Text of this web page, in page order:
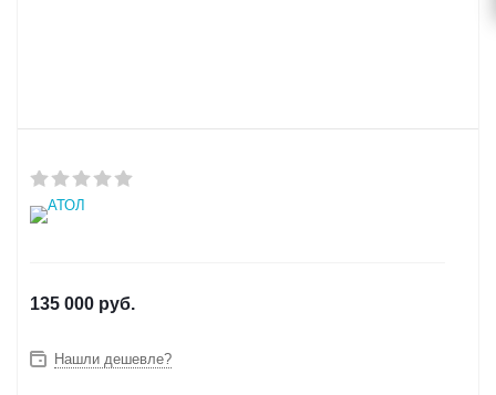
135 000 руб.
Нашли дешевле?